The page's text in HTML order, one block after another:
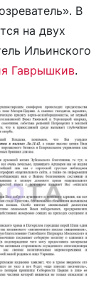
В
на двух
Ильинского
Гаврышкив.